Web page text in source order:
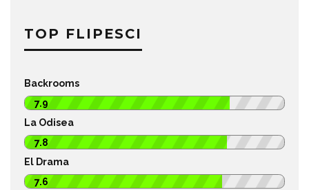
TOP FLIPESCI
Backrooms
7.9
La Odisea
7.8
El Drama
7.6